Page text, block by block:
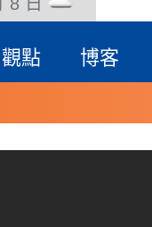
觀點 博客